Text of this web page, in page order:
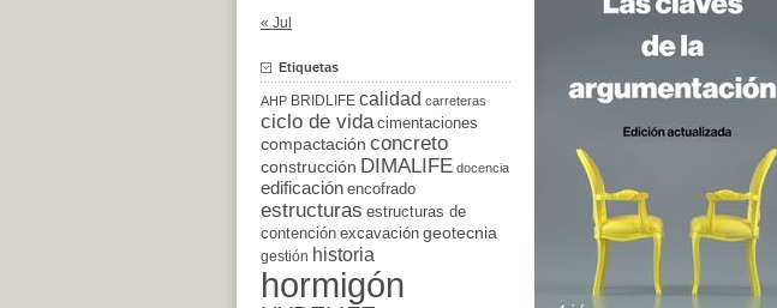
« Jul
Etiquetas
AHP BRIDLIFE calidad carreteras
ciclo de vida cimentaciones
compactación concreto
construcción DIMALIFE docencia
edificación encofrado
estructuras estructuras de
contención excavación geotecnia
gestión historia
hormigón